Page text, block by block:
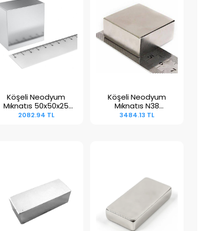
Sepete Ekle
Köşeli Neodyum
Mıknatıs 50x50x25
mm
2082.94 TL
Sepete Ekle
Köşeli Neodyum
Mıknatıs N38
50x50x20 mm
3484.13 TL